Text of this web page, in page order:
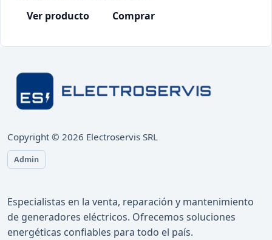
Ver producto
Comprar
Copyright © 2026 Electroservis SRL
Admin
Especialistas en la venta, reparación y mantenimiento
de generadores eléctricos. Ofrecemos soluciones
energéticas confiables para todo el país.